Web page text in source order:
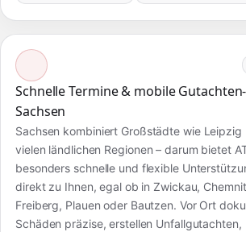
Schnelle Termine & mobile
Sachsen
Sachsen kombiniert Großstädte wie Leipzig
vielen ländlichen Regionen – darum bietet
besonders schnelle und flexible
direkt zu Ihnen, egal ob in Zwickau,
Freiberg, Plauen oder Bautzen. Vor Ort
Schäden präzise, erstellen Unfallgutachten,